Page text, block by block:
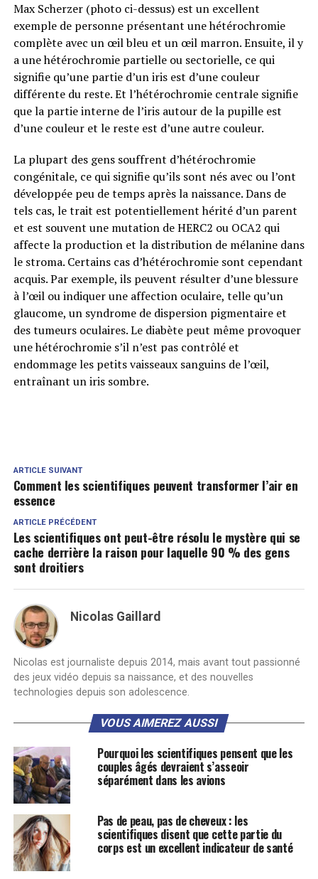
Max Scherzer (photo ci-dessus) est un excellent
exemple de personne présentant une hétérochromie
complète avec un œil bleu et un œil marron. Ensuite, il y
a une hétérochromie partielle ou sectorielle, ce qui
signifie qu’une partie d’un iris est d’une couleur
différente du reste. Et l’hétérochromie centrale signifie
que la partie interne de l’iris autour de la pupille est
d’une couleur et le reste est d’une autre couleur.
La plupart des gens souffrent d’hétérochromie
congénitale, ce qui signifie qu’ils sont nés avec ou l’ont
développée peu de temps après la naissance. Dans de
tels cas, le trait est potentiellement hérité d’un parent
et est souvent une mutation de HERC2 ou OCA2 qui
affecte la production et la distribution de mélanine dans
le stroma. Certains cas d’hétérochromie sont cependant
acquis. Par exemple, ils peuvent résulter d’une blessure
à l’œil ou indiquer une affection oculaire, telle qu’un
glaucome, un syndrome de dispersion pigmentaire et
des tumeurs oculaires. Le diabète peut même provoquer
une hétérochromie s’il n’est pas contrôlé et
endommage les petits vaisseaux sanguins de l’œil,
entraînant un iris sombre.
ARTICLE SUIVANT
Comment les scientifiques peuvent transformer l’air en
essence
ARTICLE PRÉCÉDENT
Les scientifiques ont peut-être résolu le mystère qui se
cache derrière la raison pour laquelle 90 % des gens
sont droitiers
Nicolas Gaillard
Nicolas est journaliste depuis 2014, mais avant tout passionné
des jeux vidéo depuis sa naissance, et des nouvelles
technologies depuis son adolescence.
VOUS AIMEREZ AUSSI
Pourquoi les scientifiques pensent que les
couples âgés devraient s’asseoir
séparément dans les avions
Pas de peau, pas de cheveux : les
scientifiques disent que cette partie du
corps est un excellent indicateur de santé